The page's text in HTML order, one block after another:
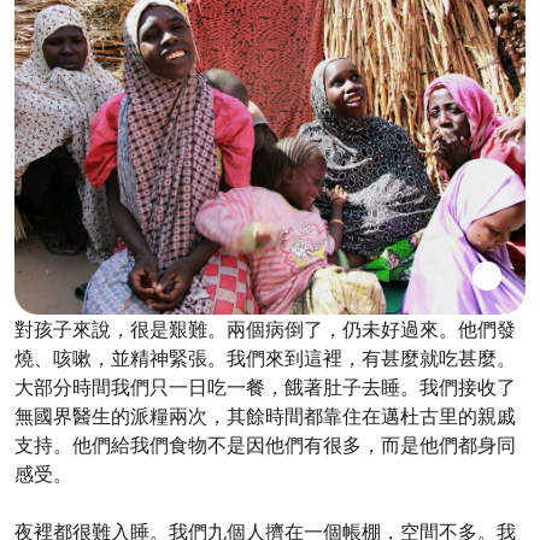
對孩子來說，很是艱難。兩個病倒了，仍未好過來。他們發
燒、咳嗽，並精神緊張。我們來到這裡，有甚麼就吃甚麼。
大部分時間我們只一日吃一餐，餓著肚子去睡。我們接收了
無國界醫生的派糧兩次，其餘時間都靠住在邁杜古里的親戚
支持。他們給我們食物不是因他們有很多，而是他們都身同
感受。
夜裡都很難入睡。我們九個人擠在一個帳棚，空間不多。我